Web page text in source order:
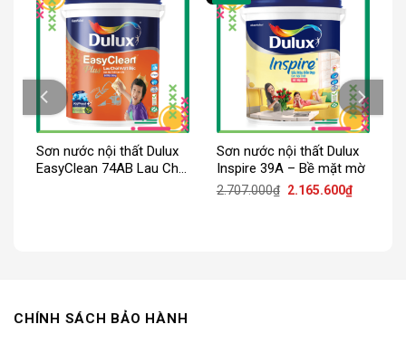
Sơn nước nội thất Dulux
EasyClean 74AB Lau Chùi
Sơn nước nội thất Dulux
Inspire 39A – Bề mặt mờ
2.707.000₫ Giá
2.165.600₫Giá
hiện
CHÍNH SÁCH BẢO HÀNH